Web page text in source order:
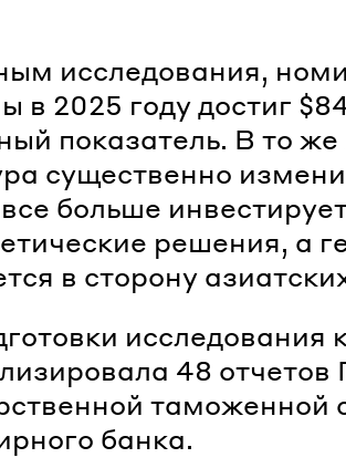
исследования,
в 2025 году достиг
показатель. В то
существенно
больше
решения, а
в сторону
исследования
48 отчетов
таможенной
банка.